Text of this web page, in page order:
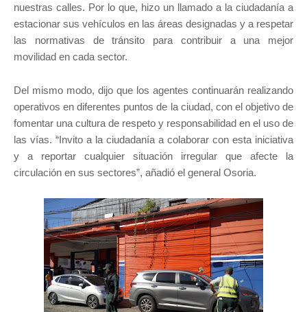
nuestras calles. Por lo que, hizo un llamado a la ciudadanía a
estacionar sus vehículos en las áreas designadas y a respetar
las normativas de tránsito para contribuir a una mejor
movilidad en cada sector.
Del mismo modo, dijo que los agentes continuarán realizando
operativos en diferentes puntos de la ciudad, con el objetivo de
fomentar una cultura de respeto y responsabilidad en el uso de
las vías. “Invito a la ciudadanía a colaborar con esta iniciativa
y a reportar cualquier situación irregular que afecte la
circulación en sus sectores”, añadió el general Osoria.